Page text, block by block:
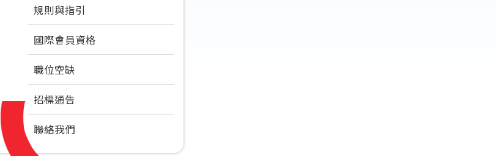
規則與指引
國際會員資格
職位空缺
招標通告
聯絡我們